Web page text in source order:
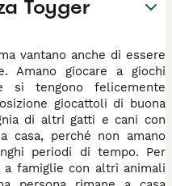
Esercizio della razza Toyger
vantano anche di essere
Amano giocare a giochi
tengono felicemente
giocattoli di buona
di altri gatti e cani con
casa, perché non amano
periodi di tempo. Per
famiglie con altri animali